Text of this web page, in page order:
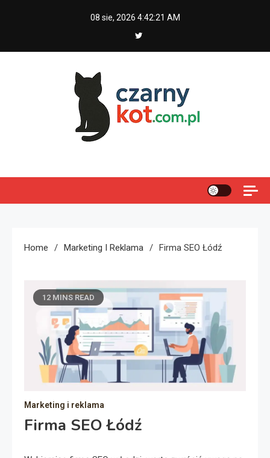
08 sie, 2026 4:42:22 AM
Home Marketing I Reklama Firma SEO Łódź
12 MINS READ
Marketing i reklama
Firma SEO Łódź